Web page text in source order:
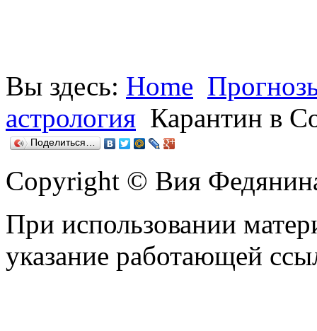
Вы здесь: Home
астрология Карантин в
Поделиться…
Copyright © Вия
При использовании
указание работающей